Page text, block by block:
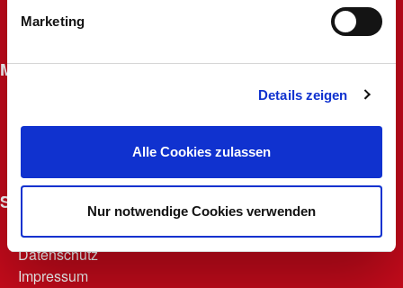
Marketing
Details zeigen
Alle Cookies zulassen
Nur notwendige Cookies verwenden
Widerruf oder Reklamation anlegen
Widerrufsrecht für Fernabsatzverträge
MACHERKARTE
Macherfamilie
SONSTIGES
AGB
Datenschutz
Impressum